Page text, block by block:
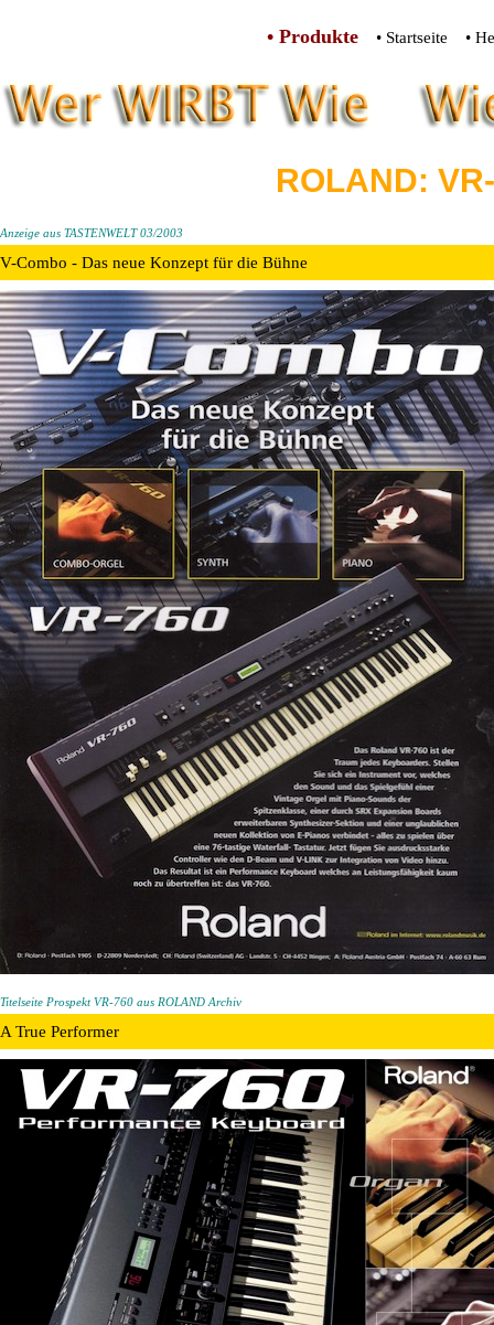
• Produkte • Startseite •
ROLAND:
Anzeige aus TASTENWELT 03/2003
V-Combo - Das neue Konzept für die Bühne
Titelseite Prospekt VR-760 aus ROLAND Archiv
A True Performer